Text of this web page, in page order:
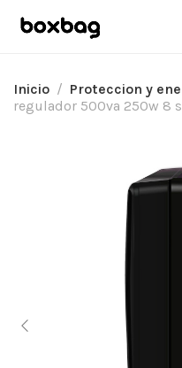
Inicio Proteccion y
regulador 500va 250w 8